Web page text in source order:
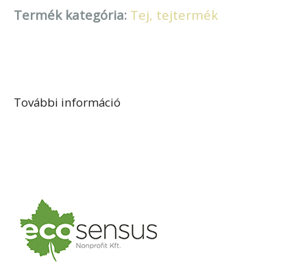
Termék kategória: Tej, tejtermék
További információ